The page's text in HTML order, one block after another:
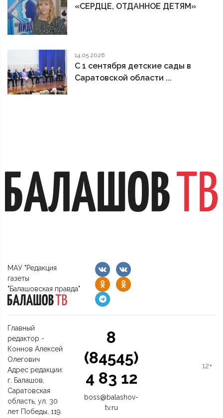
«СЕРДЦЕ, ОТДАННОЕ ДЕТЯМ»
14.05.2026
С 1 сентября детские сады в
Саратовской области ...
МАУ "Редакция
газеты
"Балашовская правда"
Главный
редактор -
Коннов Алексей
Олегович
Адрес редакции:
г. Балашов,
Саратовская
область, ул. 30
лет Победы, 119.
8
(84545)
4 83 12
boss@balashov-
tv.ru
12+